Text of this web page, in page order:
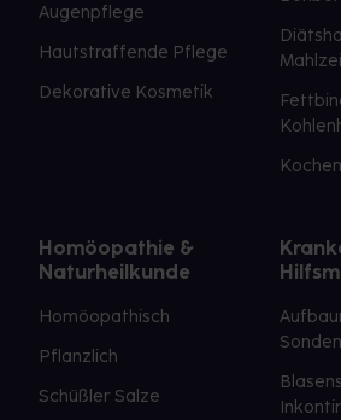
Augenpflege
Hautstraffende Pflege
Dekorative Kosmetik
Homöopathie &
Naturheilkunde
Homöopathisch
Pflanzlich
Schüßler Salze